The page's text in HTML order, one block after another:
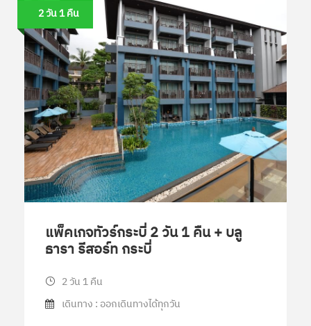
2 วัน 1 คืน
แพ็คเกจทัวร์กระบี่ 2 วัน 1 คืน + บลู
ธารา รีสอร์ท กระบี่
2 วัน 1 คืน
เดินทาง : ออกเดินทางได้ทุกวัน